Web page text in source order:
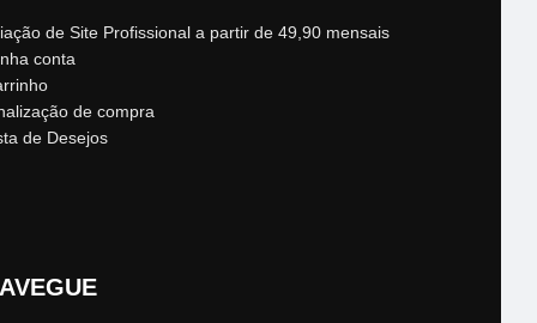
de Site Profissional a partir de 49,90 mensais
conta
de compra
de Desejos